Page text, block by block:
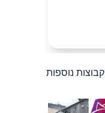
קבוצות נוספות